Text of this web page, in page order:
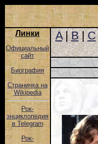
Линки
Официальный
сайт
Биография
Страничка на
Wikipedia
Рок-
энциклопедия
в Telegram
Рок-
A|B|C